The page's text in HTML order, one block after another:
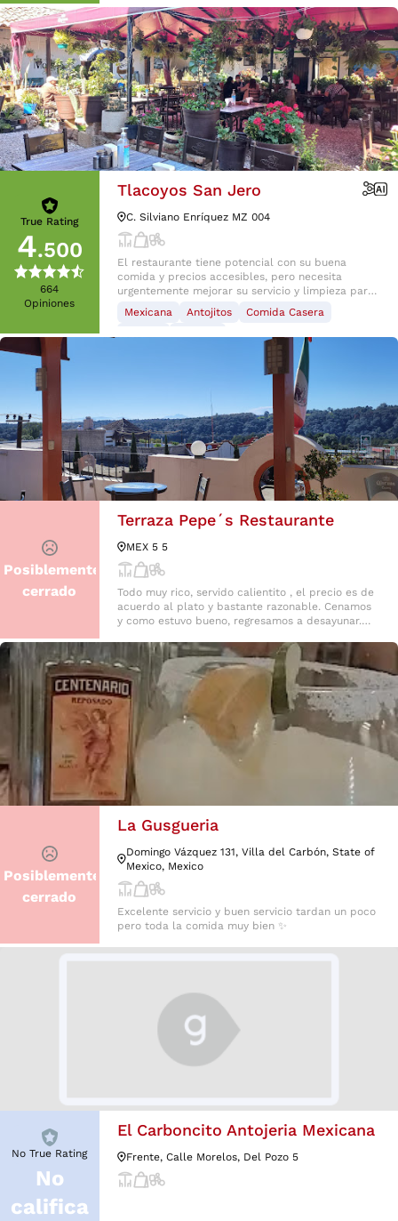
True Rating
4.500
664
Opiniones
Tlacoyos San Jero
C. Silviano Enríquez MZ 004
El restaurante tiene potencial con su buena
comida y precios accesibles, pero necesita
urgentemente mejorar su servicio y limpieza para
clientes.
Mexicana Antojitos
Comida Casera
Posiblemente
cerrado
Terraza Pepe´s Restaurante
MEX 5 5
Todo muy rico, servido calientito , el precio es de
acuerdo al plato y bastante razonable. Cenamos
y como estuvo bueno, regresamos a desayunar.
muy amables. Recomendable!!
Posiblemente
cerrado
La Gusgueria
Domingo Vázquez 131, Villa del Carbón, State of
Mexico, Mexico
Excelente servicio y buen servicio tardan un poco
pero toda la comida muy bien ✨
No True Rating
No
califica
El Carboncito Antojeria Mexicana
Frente, Calle Morelos, Del Pozo 5